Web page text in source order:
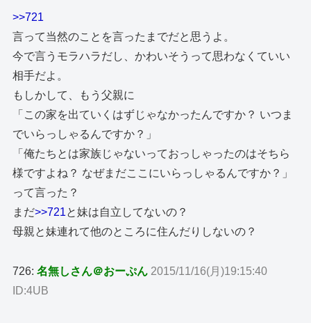
>>721
言って当然のことを言ったまでだと思うよ。
今で言うモラハラだし、かわいそうって思わなくていい
相手だよ。
もしかして、もう父親に
「この家を出ていくはずじゃなかったんですか？ いつま
でいらっしゃるんですか？」
「俺たちとは家族じゃないっておっしゃったのはそちら
様ですよね？ なぜまだここにいらっしゃるんですか？」
って言った？
まだ>>721と妹は自立してないの？
母親と妹連れて他のところに住んだりしないの？
726:名無しさん＠おーぷん 2015/11/16(月)19:15:40
ID:4UB